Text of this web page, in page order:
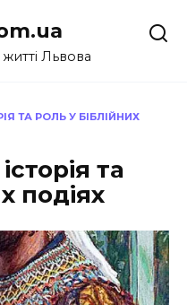
Львова
ТА РОЛЬ У БІБЛІЙНИХ
та
подіях